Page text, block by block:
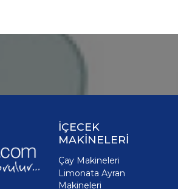
İÇECEK
MAKİNELERİ
Çay Makineleri
Limonata Ayran
Makineleri